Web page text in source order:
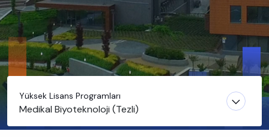
Yüksek Lisans Programları
Medikal Biyoteknoloji (Tezli)